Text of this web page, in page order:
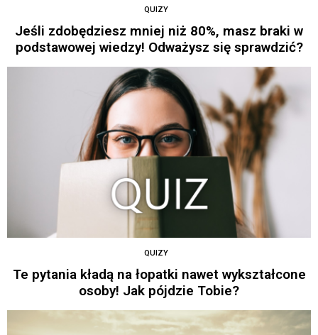
QUIZY
Jeśli zdobędziesz mniej niż 80%, masz braki w
podstawowej wiedzy! Odważysz się sprawdzić?
QUIZY
Te pytania kładą na łopatki nawet wykształcone
osoby! Jak pójdzie Tobie?